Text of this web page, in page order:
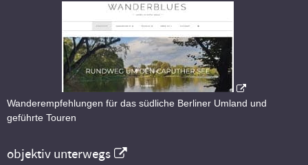
Wanderempfehlungen für das südliche Berliner Umland und
geführte Touren
objektiv unterwegs